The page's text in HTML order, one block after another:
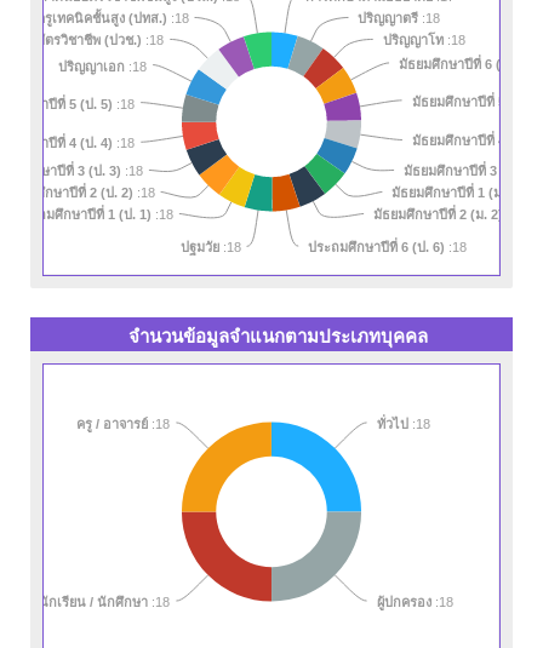
ปริญญาตรี :18
ปริญญาโท :18
มัธยมศึกษาปีที่ 6 (ม. 6)
มัธยมศึกษาปีที่ 5 (ม. 5)
มัธยมศึกษาปีที่ 4 (ม. 4)
มัธยมศึกษาปีที่ 3 (ม. 3)
มัธยมศึกษาปีที่ 1 (ม. 1)
มัธยมศึกษาปีที่ 2 (ม. 2)
ประถมศึกษาปีที่ 6 (ป. 6) :18
ปฐมวัย :18
ประถมศึกษาปีที่ 1 (ป. 1) :18
ระถมศึกษาปีที่ 2 (ป. 2) :18
ถมศึกษาปีที่ 3 (ป. 3) :18
มศึกษาปีที่ 4 (ป. 4) :18
มศึกษาปีที่ 5 (ป. 5) :18
ปริญญาเอก :18
าศนียบัตรวิชาชีพ (ปวช.) :18
ยบัตรครูเทคนิคชั้นสูง (ปทส.) :18
จำนวนข้อมูลจำแนกตามประเภทบุคคล
ทั่วไป :18
ผู้ปกครอง :18
นักเรียน / นักศึกษา :18
ครู / อาจารย์ :18